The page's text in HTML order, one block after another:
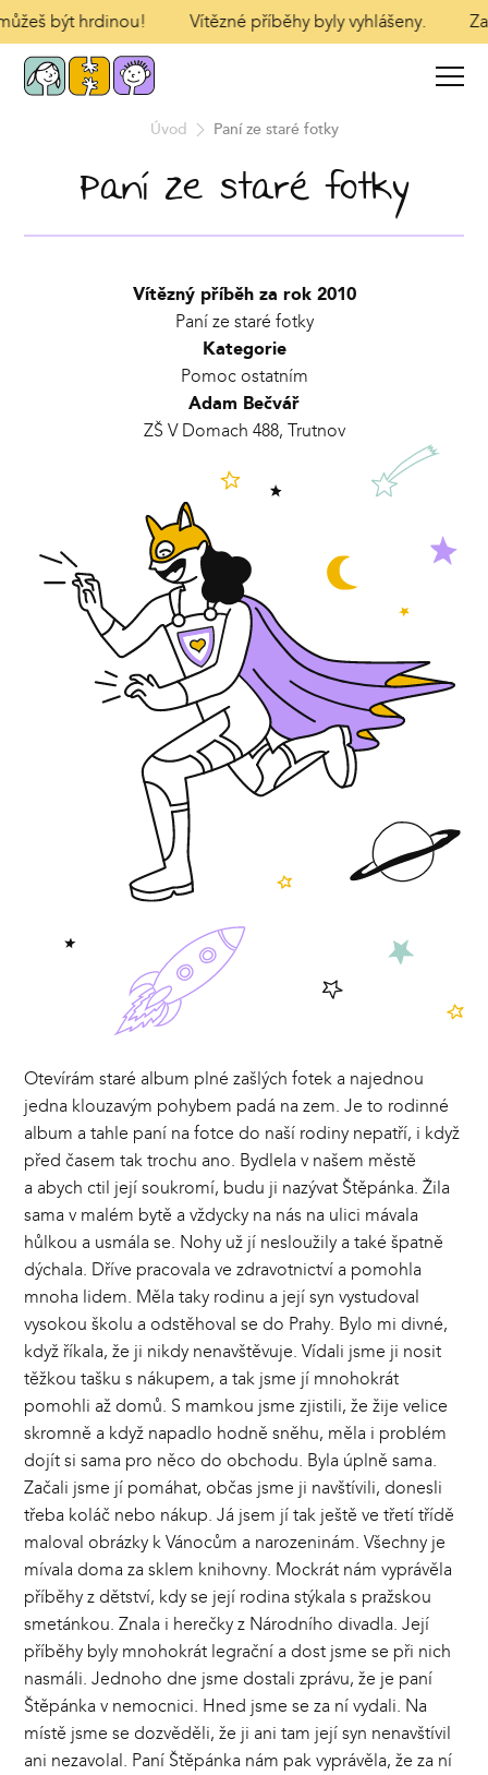
být hrdinou! Vítězné příběhy byly vyhlášeny.
Úvod Paní ze staré fotky
Paní ze staré fotky
Vítězný příběh za rok 2010
Paní ze staré fotky
Kategorie
Pomoc ostatním
Adam Bečvář
ZŠ V Domach 488, Trutnov
Otevírám staré album plné zašlých fotek a najednou
jedna klouzavým pohybem padá na zem. Je to rodinné
album a tahle paní na fotce do naší rodiny nepatří, i když
před časem tak trochu ano. Bydlela v našem městě
a abych ctil její soukromí, budu ji nazývat Štěpánka. Žila
sama v malém bytě a vždycky na nás na ulici mávala
hůlkou a usmála se. Nohy už jí nesloužily a také špatně
dýchala. Dříve pracovala ve zdravotnictví a pomohla
mnoha lidem. Měla taky rodinu a její syn vystudoval
vysokou školu a odstěhoval se do Prahy. Bylo mi divné,
když říkala, že ji nikdy nenavštěvuje. Vídali jsme ji nosit
těžkou tašku s nákupem, a tak jsme jí mnohokrát
pomohli až domů. S mamkou jsme zjistili, že žije velice
skromně a když napadlo hodně sněhu, měla i problém
dojít si sama pro něco do obchodu. Byla úplně sama.
Začali jsme jí pomáhat, občas jsme ji navštívili, donesli
třeba koláč nebo nákup. Já jsem jí tak ještě ve třetí třídě
maloval obrázky k Vánocům a narozeninám. Všechny je
mívala doma za sklem knihovny. Mockrát nám vyprávěla
příběhy z dětství, kdy se její rodina stýkala s pražskou
smetánkou. Znala i herečky z Národního divadla. Její
příběhy byly mnohokrát legrační a dost jsme se při nich
nasmáli. Jednoho dne jsme dostali zprávu, že je paní
Štěpánka v nemocnici. Hned jsme se za ní vydali. Na
místě jsme se dozvěděli, že ji ani tam její syn nenavštívil
ani nezavolal. Paní Štěpánka nám pak vyprávěla, že za ní